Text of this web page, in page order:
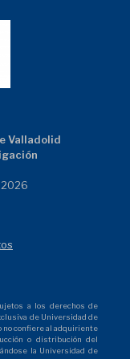
Valladolid
2026
a los derechos de
de Universidad de
no confiere al adquiriente
o distribución del
la Universidad de